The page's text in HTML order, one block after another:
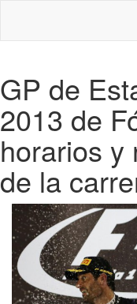
GP de
2013 de
horarios y
de la